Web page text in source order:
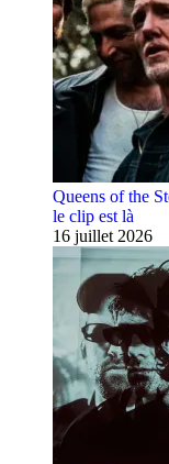
Queens of the
le clip est là
16 juillet 2026